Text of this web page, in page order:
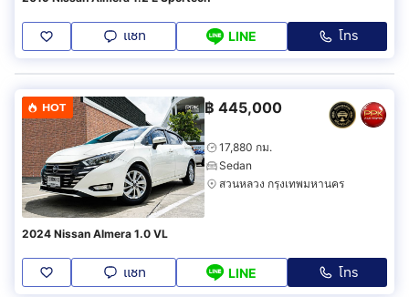
แชท LINE โทร
HOT ฿ 445,000
17,880 กม.
Sedan
สวนหลวง กรุงเทพมหานคร
2024 Nissan Almera 1.0 VL
แชท LINE โทร